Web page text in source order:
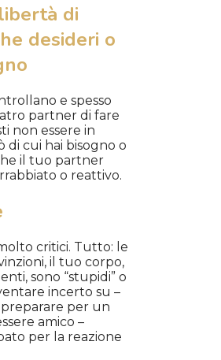
di
desideri o
e spesso
partner di fare
non essere in
di cui hai bisogno o
il tuo partner
o reattivo.
critici. Tutto: le
il tuo corpo,
sono “stupidi” o
incerto su –
preparare per un
amico –
per la reazione